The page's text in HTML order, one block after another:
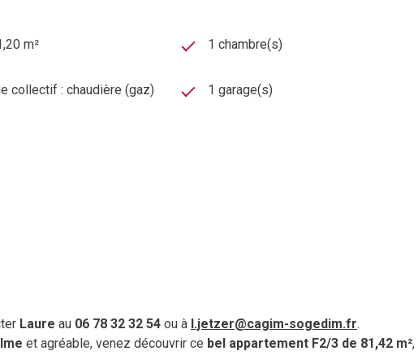
m² 1 chambre(s)
collectif : chaudière (gaz) 1 garage(s)
Laure au 06 78 32 32 54 ou à l.jetzer@cagim-sogedim.fr.
et agréable, venez découvrir ce bel appartement F2/3 de 81,42 m²